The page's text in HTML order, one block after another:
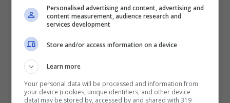
pc) e più recentemente sutablete
smartphone.
La tv sui dispositivi mobili ha deluso le attese
di mercato ed ora le frequenze tornano a
disposizione, con tutta probabilità per la
Personalised advertising and content, advertising and
content measurement, audience research and
services development
Store and/or access information on a device
Learn more
Your personal data will be processed and information from
your device (cookies, unique identifiers, and other device
data) may be stored by, accessed by and shared with 319